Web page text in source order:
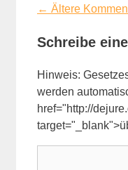
← Ältere
Schreibe
Hinweis:
werden
href="http://